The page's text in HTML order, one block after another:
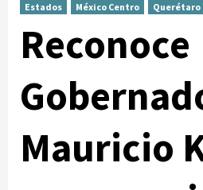
Estados México Centro Querétaro
Reconoce
Mauricio